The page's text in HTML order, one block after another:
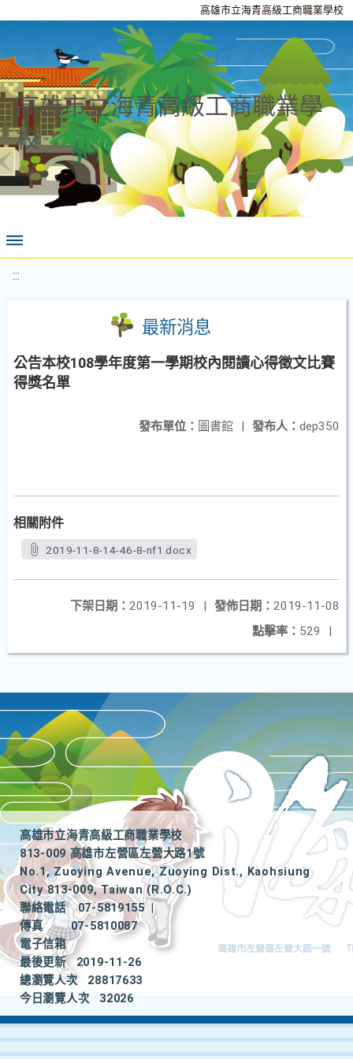
高雄市立海青高級工商職業學校
高雄市立海青高級工商職業學
校
:::
最新消息
公告本校108學年度第一學期校內閱讀心得徵文比賽
得獎名單
發布人： dep350
發布單位： 圖書館 |
相關附件
2019-11-8-14-46-8-nf1.docx
發佈日期： 2019-11-08
下架日期： 2019-11-19
|
點擊率： 529 |
高雄市立海青高級工商職業學校
813-009 高雄市左營區左營大路1號
No.1, Zuoying Avenue, Zuoying Dist., Kaohsiung
City 813-009, Taiwan (R.O.C.)
聯絡電話
07-5819155
|
傳真
07-5810087
電子信箱
最後更新
2019-11-26
總瀏覽人次
28817633
今日瀏覽人次
32026